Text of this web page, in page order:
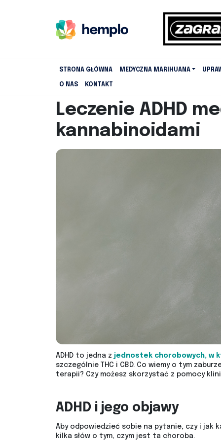
STRONA GŁÓWNA MEDYCZNA MARIHUANA
O NAS KONTAKT
Leczenie ADHD
kannabinoidami
ADHD to jedna z jednostek chorobowych, w
szczególnie THC i CBD. Co wiemy o tym
terapii? Czy możesz skorzystać z pomocy
ADHD i jego objawy
Aby odpowiedzieć sobie na pytanie, czy i jak
kilka słów o tym, czym jest ta choroba.